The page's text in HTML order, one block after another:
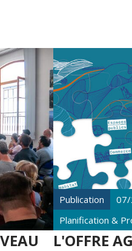
Publication
Planification &
L'OFFRE